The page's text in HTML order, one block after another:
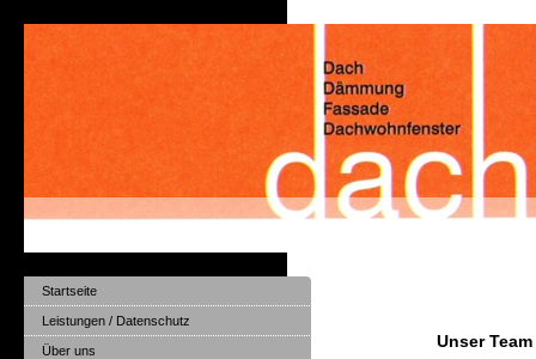
Unser Team
Startseite
Leistungen / Datenschutz
Über uns